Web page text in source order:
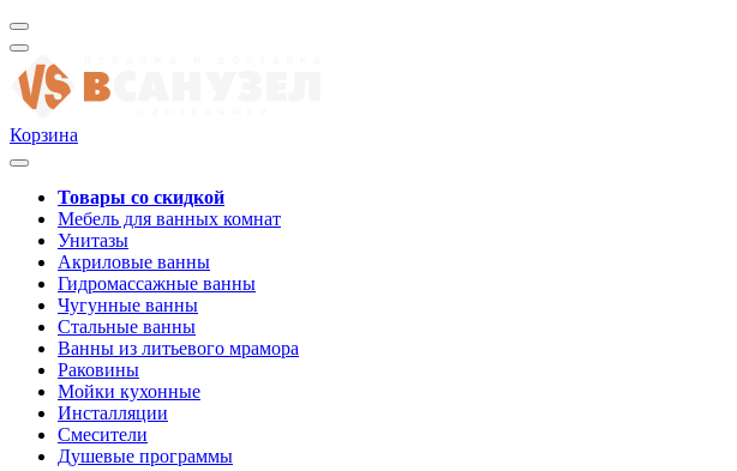
Корзина
Товары со скидкой
Мебель для ванных комнат
Унитазы
Акриловые ванны
Гидромассажные ванны
Чугунные ванны
Стальные ванны
Ванны из литьевого мрамора
Раковины
Мойки кухонные
Инсталляции
Смесители
Душевые программы